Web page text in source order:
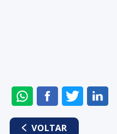
ENVIAR
NO
WHATSAPP
COMPARTILHAR
NO
FACEBOOK
NO
VOLTAR